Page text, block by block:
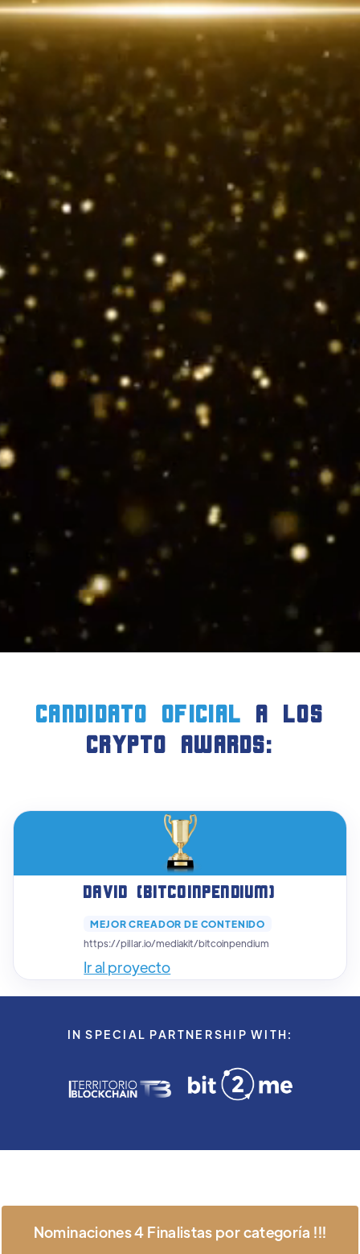
candidato oficial a LOS
crypto AWARDS:
David (Bitcoinpendium)
MEJOR CREADOR DE CONTENIDO
https://pillar.io/mediakit/bitcoinpendium
Ir al proyecto
IN SPECIAL PARTNERSHIP WITH:
Nominaciones 4 Finalistas por categoría !!!